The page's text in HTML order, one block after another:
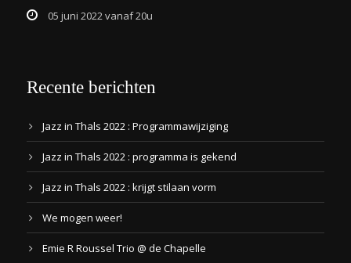
05 juni 2022 vanaf 20u
Recente berichten
Jazz in Thals 2022 : Programmawijziging
Jazz in Thals 2022 : programma is gekend
Jazz in Thals 2022 : krijgt stilaan vorm
We mogen weer!
Emie R Roussel Trio @ de Chapelle